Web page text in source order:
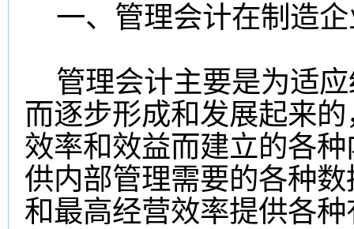
一、管理会计在制造企
管理会计主要是为适应
而逐步形成和发展起来
效率和效益而建立的各
供内部管理需要的各种
和最高经营效率提供各